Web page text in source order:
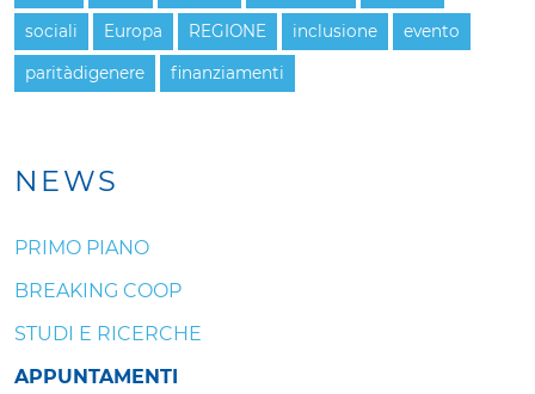
NEWS
PRIMO PIANO
BREAKING COOP
STUDI E RICERCHE
APPUNTAMENTI
sociali Europa REGIONE inclusione evento
paritàdigenere finanziamenti